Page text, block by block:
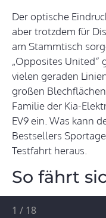
Der optische
aber trotzdem für
am Stammtisch
„Opposites United“
vielen geraden
großen
Familie der Kia-
EV9 ein. Was kann
Bestsellers
Testfahrt heraus.
So fährt
1 / 18